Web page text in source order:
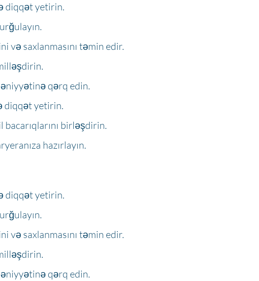
diqqət yetirin.
və saxlanmasını təmin edir.
qərq edin.
diqqət yetirin.
bacarıqlarını birləşdirin.
hazırlayın.
diqqət yetirin.
və saxlanmasını təmin edir.
qərq edin.